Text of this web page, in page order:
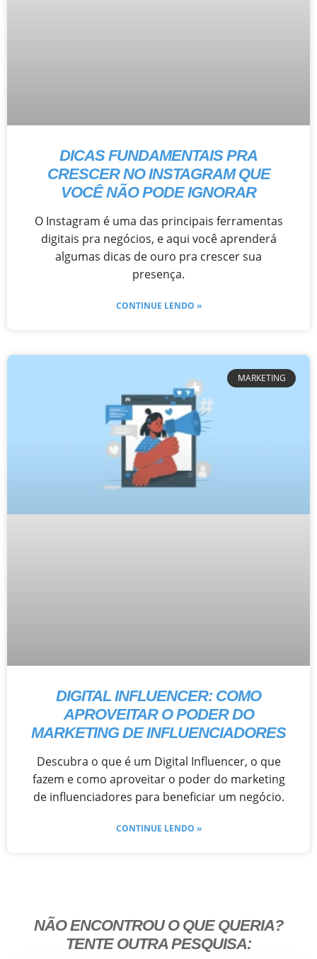
DICAS FUNDAMENTAIS PRA
CRESCER NO INSTAGRAM QUE
VOCÊ NÃO PODE IGNORAR
O Instagram é uma das principais ferramentas
digitais pra negócios, e aqui você aprenderá
algumas dicas de ouro pra crescer sua
presença.
CONTINUE LENDO »
MARKETING
DIGITAL INFLUENCER: COMO
APROVEITAR O PODER DO
MARKETING DE INFLUENCIADORES
Descubra o que é um Digital Influencer, o que
fazem e como aproveitar o poder do marketing
de influenciadores para beneficiar um negócio.
CONTINUE LENDO »
NÃO ENCONTROU O QUE QUERIA?
TENTE OUTRA PESQUISA: